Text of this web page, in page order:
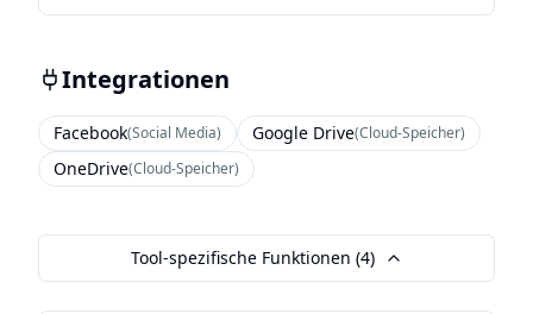
Integrationen
Facebook(Social Media) Google Drive(Cloud-Speicher)
OneDrive(Cloud-Speicher)
Tool-spezifische Funktionen (4)